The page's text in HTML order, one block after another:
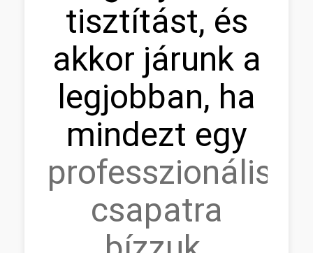
tisztítást, és
akkor járunk a
legjobban, ha
mindezt egy
professzionális
csapatra